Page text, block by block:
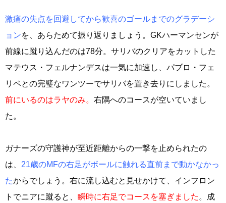
激痛の失点を回避してから歓喜のゴールまでのグラデーシ
ョンを、あらためて振り返りましょう。GKハーマンセンが
前線に蹴り込んだのは78分。サリバのクリアをカットした
マテウス・フェルナンデスは一気に加速し、パブロ・フェ
リペとの完璧なワンツーでサリバを置き去りにしました。
前にいるのはラヤのみ。 右隅へのコースが空いていまし
た。
ガナーズの守護神が至近距離からの一撃を止められたの
は、 21歳のMFの右足がボールに触れる直前まで動かなかっ
たからでしょう。右に流し込むと見せかけて、インフロン
トでニアに蹴ると、 瞬時に右足でコースを塞ぎました 。成